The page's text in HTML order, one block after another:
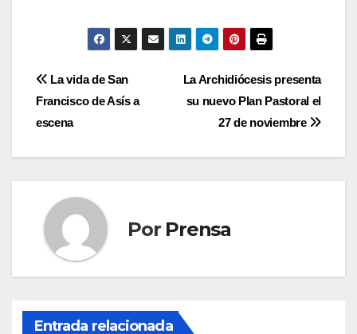
Navegación
de
entradas
La Archidiócesis presenta
su nuevo Plan Pastoral el
27 de noviembre
La vida de San
Francisco de Asís a
escena
Por Prensa
Entrada relacionada